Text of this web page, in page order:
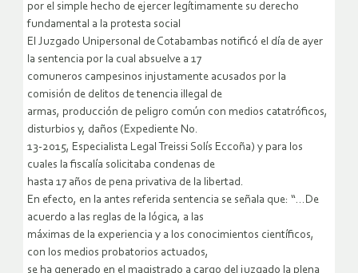
por el simple hecho de ejercer legítimamente su derecho
fundamental a la protesta social
El Juzgado Unipersonal de Cotabambas notificó el día de ayer
la sentencia por la cual absuelve a 17
comuneros campesinos injustamente acusados por la
comisión de delitos de tenencia illegal de
armas, producción de peligro común con medios catatróficos,
disturbios y, daños (Expediente No.
13-2015, Especialista Legal Treissi Solís Eccoña) y para los
cuales la fiscalía solicitaba condenas de
hasta 17 años de pena privativa de la libertad.
En efecto, en la antes referida sentencia se señala que: “…De
acuerdo a las reglas de la lógica, a las
máximas de la experiencia y a los conocimientos científicos,
con los medios probatorios actuados,
se ha generado en el magistrado a cargo del juzgado la plena